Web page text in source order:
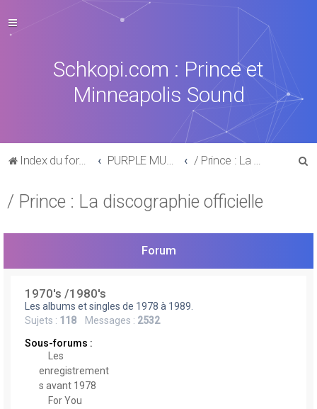
Schkopi.com : Prince et
Minneapolis Sound
Index du forum PURPLE MUSIC / Prince : La discographie officielle
/ Prince : La discographie officielle
Forum
1970's /1980's
Les albums et singles de 1978 à 1989.
Sujets : 118 Messages : 2532
Sous-forums :
Les
enregistrement
s avant 1978
For You